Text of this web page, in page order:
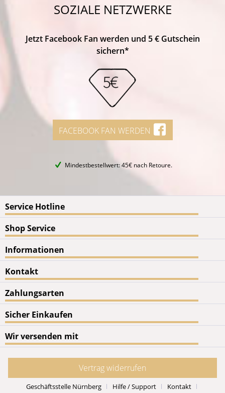
SOZIALE NETZWERKE
Jetzt Facebook Fan werden und 5 € Gutschein
sichern*
FACEBOOK FAN WERDEN
Mindestbestellwert: 45€ nach Retoure.
Service Hotline
Shop Service
Informationen
Kontakt
Zahlungsarten
Sicher Einkaufen
Wir versenden mit
Vertrag widerrufen
Geschäftsstelle Nürnberg Hilfe / Support Kontakt